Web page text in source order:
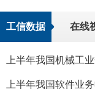
工信数据 在线